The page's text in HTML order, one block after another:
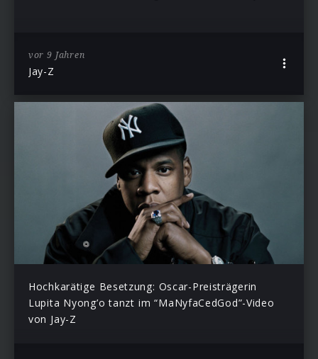
vor 9 Jahren
Jay-Z
Hochkarätige Besetzung: Oscar-Preisträgerin
Lupita Nyong’o tanzt im “MaNyfaCedGod”-Video
von Jay-Z